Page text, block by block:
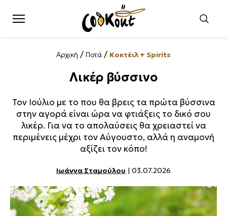
Αρχική / Ποτά / Κοκτέιλ + Spirits
Λικέρ βύσσινο
Τον Ιούλιο με το που θα βρεις τα πρώτα βύσσινα
στην αγορά είναι ώρα να φτιάξεις το δικό σου
λικέρ. Για να το απολαύσεις θα χρειαστεί να
περιμένεις μέχρι τον Αύγουστο, αλλά η αναμονή
αξίζει τον κόπο!
Ιωάννα Σταμούλου | 03.07.2026